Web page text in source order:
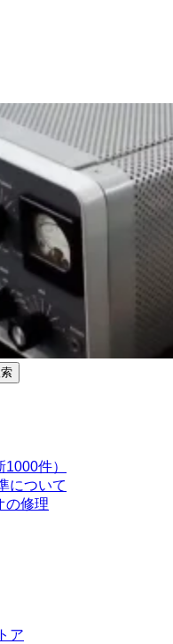
件）
について
の修理
ア